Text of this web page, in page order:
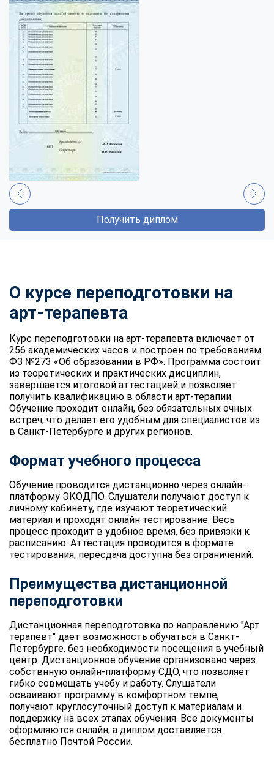
Получить диплом
О курсе переподготовки на
арт-терапевта
Курс переподготовки на арт-терапевта включает от
256 академических часов и построен по требованиям
ФЗ №273 «Об образовании в РФ». Программа состоит
из теоретических и практических дисциплин,
завершается итоговой аттестацией и позволяет
получить квалификацию в области арт-терапии.
Обучение проходит онлайн, без обязательных очных
встреч, что делает его удобным для специалистов из
в Санкт-Петербурге и других регионов.
Формат учебного процесса
Обучение проводится дистанционно через онлайн-
платформу ЭКОДПО. Слушатели получают доступ к
личному кабинету, где изучают теоретический
материал и проходят онлайн тестирование. Весь
процесс проходит в удобное время, без привязки к
расписанию. Аттестация проводится в формате
тестирования, пересдача доступна без ограничений.
Преимущества дистанционной
переподготовки
Дистанционная переподготовка по направлению "Арт
терапевт" дает возможность обучаться в Санкт-
Петербурге, без необходимости посещения в учебный
центр. Дистанционное обучение организовано через
собствнную онлайн-платформу СДО, что позволяет
гибко совмещать учебу и работу. Слушатели
осваивают программу в комфортном темпе,
получают круглосуточный доступ к материалам и
поддержку на всех этапах обучения. Все документы
оформляются онлайн, а диплом доставляется
бесплатно Почтой России.